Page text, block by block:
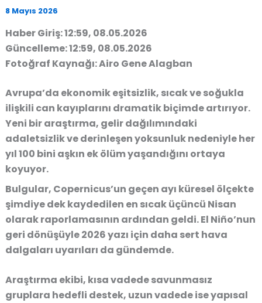
8 Mayıs 2026
Haber Giriş: 12:59, 08.05.2026
Güncelleme: 12:59, 08.05.2026
Fotoğraf Kaynağı: Airo Gene Alagban
Avrupa’da ekonomik eşitsizlik, sıcak ve soğukla
ilişkili can kayıplarını dramatik biçimde artırıyor.
Yeni bir araştırma, gelir dağılımındaki
adaletsizlik ve derinleşen yoksunluk nedeniyle her
yıl 100 bini aşkın ek ölüm yaşandığını ortaya
koyuyor.
Bulgular, Copernicus’un geçen ayı küresel ölçekte
şimdiye dek kaydedilen en sıcak üçüncü Nisan
olarak raporlamasının ardından geldi. El Niño’nun
geri dönüşüyle 2026 yazı için daha sert hava
dalgaları uyarıları da gündemde.
Araştırma ekibi, kısa vadede savunmasız
gruplara hedefli destek, uzun vadede ise yapısal